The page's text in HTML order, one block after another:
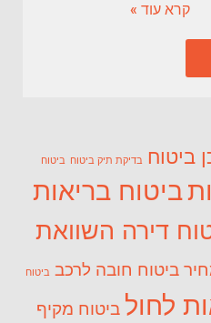
קרא עוד »
ביטוח בדיקת תיק ביטוח ביטוח
ביטוח בריאות
דירה השוואת
ביטוח חובה לרכב ביטוח
לחול ביטוח מקיף